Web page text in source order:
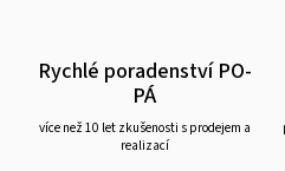
Rychlé poradenství PO-
PÁ
více než 10 let zkušenosti s prodejem a
realizací